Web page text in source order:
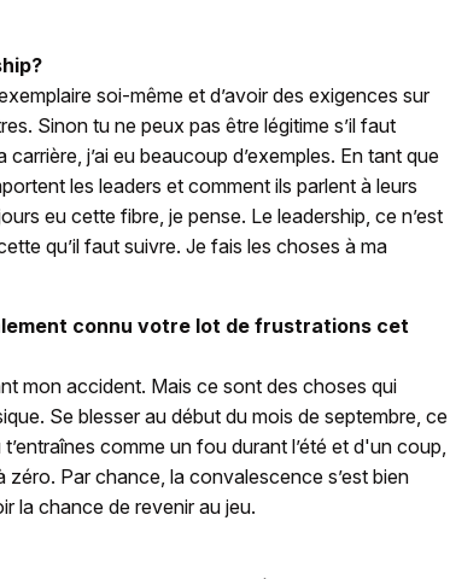
soi-même et d’avoir des exigences sur
Sinon tu ne peux pas être légitime s’il faut
j’ai eu beaucoup d’exemples. En tant que
les leaders et comment ils parlent à leurs
eu cette fibre, je pense. Le leadership, ce n’est
qu’il faut suivre. Je fais les choses à ma
connu votre lot de frustrations cet
mon accident. Mais ce sont des choses qui
Se blesser au début du mois de septembre, ce
comme un fou durant l’été et d'un coup,
Par chance, la convalescence s’est bien
la chance de revenir au jeu.